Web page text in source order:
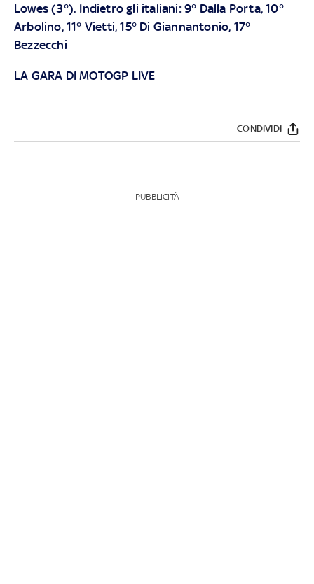
Lowes (3°). Indietro gli italiani: 9° Dalla Porta, 10°
Arbolino, 11° Vietti, 15° Di Giannantonio, 17°
Bezzecchi
LA GARA DI MOTOGP LIVE
CONDIVIDI
PUBBLICITÀ